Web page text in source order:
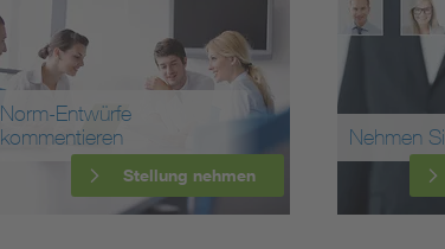
Norm-Entwürfe
kommentieren
Stellung nehmen
Nehmen